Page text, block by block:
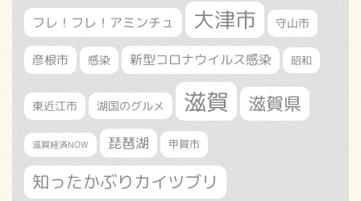
フレ！フレ！アミンチュ 大津市 守山市
彦根市 感染 新型コロナウイルス感染 昭和
東近江市 湖国のグルメ 滋賀 滋賀県
滋賀経済NOW 琵琶湖 甲賀市
知ったかぶりカイツブリ